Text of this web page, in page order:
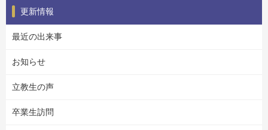
更新情報
最近の出来事
お知らせ
立教生の声
卒業生訪問